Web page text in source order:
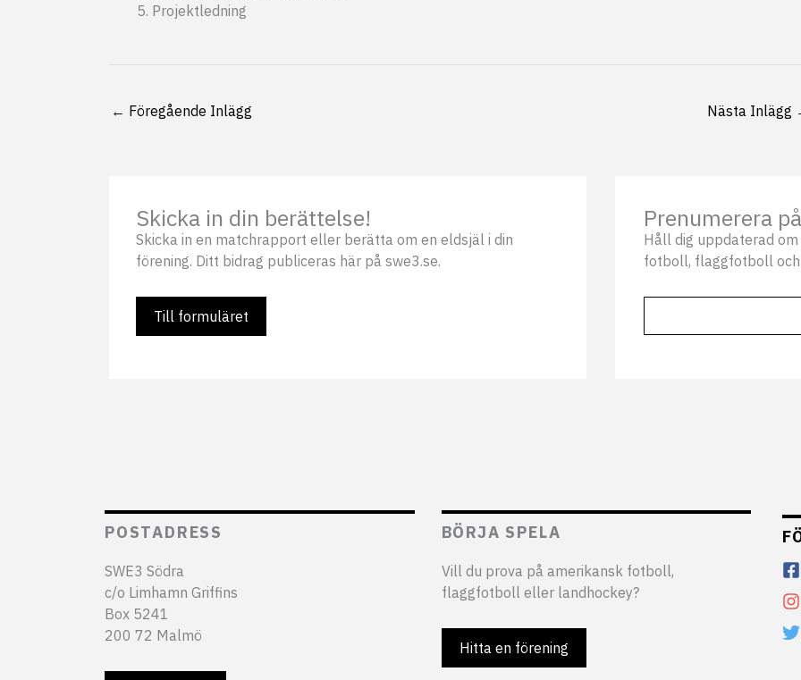
Projektledning
← Föregående Inlägg Nästa Inlägg
Skicka in din berättelse!
Skicka in en matchrapport eller berätta om en eldsjäl i din
förening. Ditt bidrag publiceras här på swe3.se.
Till formuläret
Prenumerera
Håll dig uppdaterad
fotboll, flaggfotboll och
POSTADRESS
SWE3 Södra
c/o Limhamn Griffins
Box 5241
200 72 Malmö
BÖRJA SPELA
Vill du prova på amerikansk fotboll,
flaggfotboll eller landhockey?
Hitta en förening